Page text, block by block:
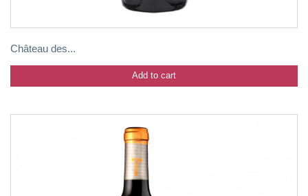
Château des...
Add to cart